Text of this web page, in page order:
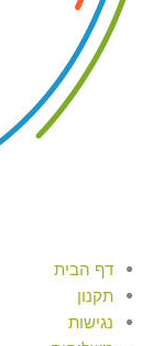
דף הבית
תקנון
נגישות